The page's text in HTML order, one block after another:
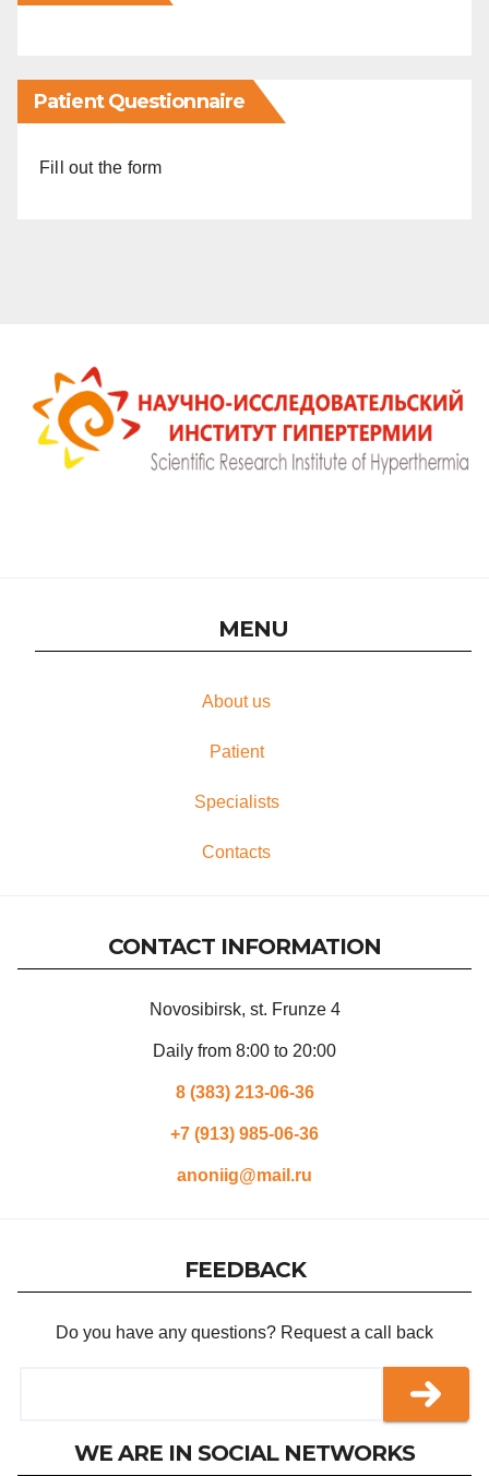
Patient Questionnaire
Fill out the form
MENU
About us
Patient
Specialists
Contacts
CONTACT INFORMATION
Novosibirsk, st. Frunze 4
Daily from 8:00 to 20:00
8 (383) 213-06-36
+7 (913) 985-06-36
anoniig@mail.ru
FEEDBACK
Do you have any questions? Request a call back
WE ARE IN SOCIAL NETWORKS